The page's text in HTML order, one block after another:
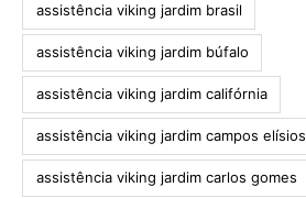
assistência viking jardim brasil
assistência viking jardim búfalo
assistência viking jardim califórnia
assistência viking jardim campos elísios
assistência viking jardim carlos gomes